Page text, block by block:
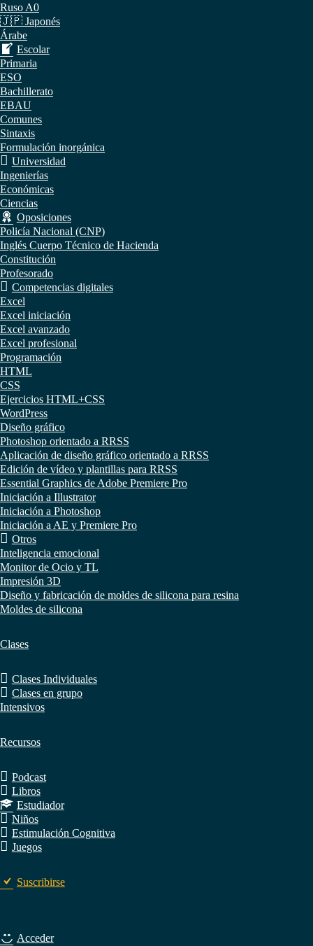
Ruso A0
🇯🇵 Japonés
Árabe
Escolar
Primaria
ESO
Bachillerato
EBAU
Comunes
Sintaxis
Formulación inorgánica
Universidad
Ingenierías
Económicas
Ciencias
Oposiciones
Policía Nacional (CNP)
Inglés Cuerpo Técnico de Hacienda
Constitución
Profesorado
Competencias digitales
Excel
Excel iniciación
Excel avanzado
Excel profesional
Programación
HTML
CSS
Ejercicios HTML+CSS
WordPress
Diseño gráfico
Photoshop orientado a RRSS
Aplicación de diseño gráfico orientado a RRSS
Edición de vídeo y plantillas para RRSS
Essential Graphics de Adobe Premiere Pro
Iniciación a Illustrator
Iniciación a Photoshop
Iniciación a AE y Premiere Pro
Otros
Inteligencia emocional
Monitor de Ocio y TL
Impresión 3D
Diseño y fabricación de moldes de silicona para resina
Moldes de silicona
Clases
Clases Individuales
Clases en grupo
Intensivos
Recursos
Podcast
Libros
Estudiador
Niños
Estimulación Cognitiva
Juegos
Suscribirse
Acceder